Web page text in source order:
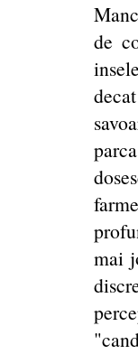
de
mai